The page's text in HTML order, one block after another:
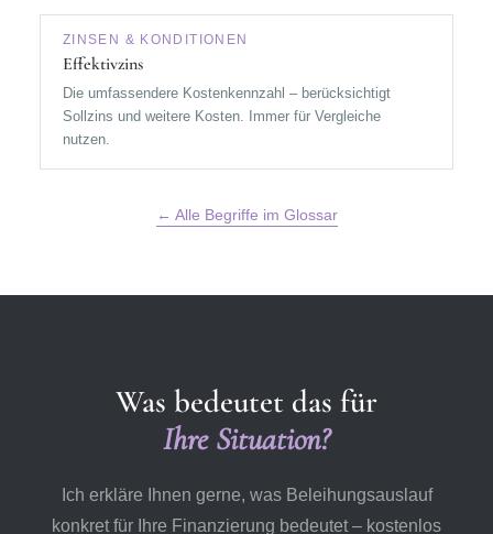
ZINSEN & KONDITIONEN
Effektivzins
Die umfassendere Kostenkennzahl – berücksichtigt
Sollzins und weitere Kosten. Immer für Vergleiche
nutzen.
← Alle Begriffe im Glossar
Was bedeutet das für
Ihre Situation?
Ich erkläre Ihnen gerne, was Beleihungsauslauf
konkret für Ihre Finanzierung bedeutet – kostenlos